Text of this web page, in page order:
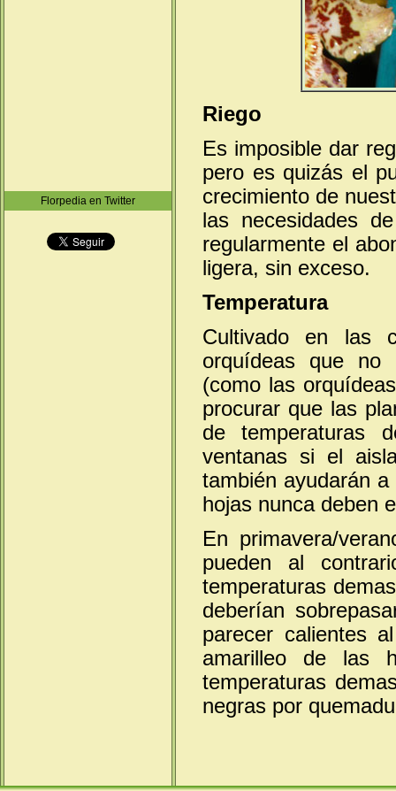
Florpedia en Twitter
Riego
Es imposible dar
pero es quizás el
crecimiento de
las necesidades
regularmente el
ligera, sin exceso.
Temperatura
Cultivado en las
orquídeas que no
(como las
procurar que las
de temperaturas
ventanas si el
también ayudarán
hojas nunca deben
En primavera/
pueden al
temperaturas
deberían
parecer calientes
amarilleo de las
temperaturas
negras por